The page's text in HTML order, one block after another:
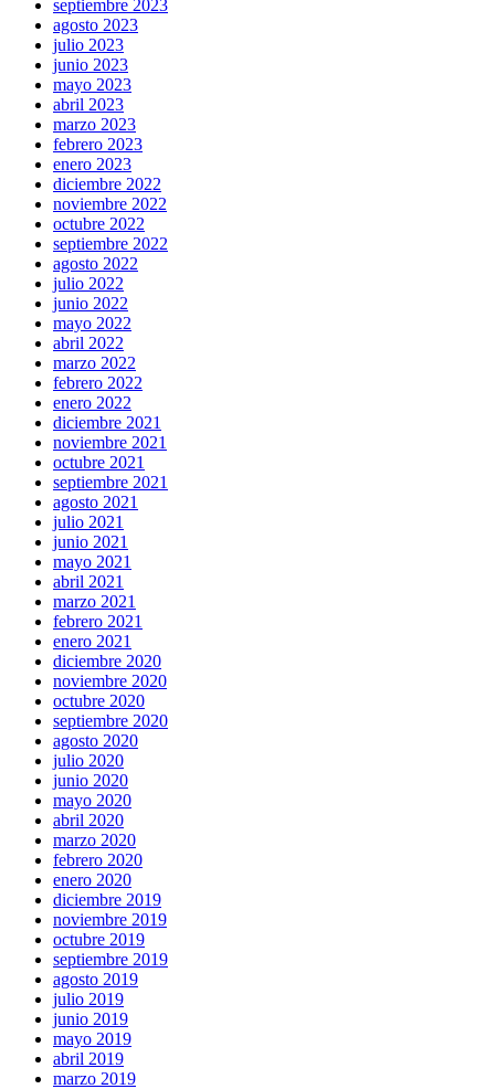
septiembre 2023
agosto 2023
julio 2023
junio 2023
mayo 2023
abril 2023
marzo 2023
febrero 2023
enero 2023
diciembre 2022
noviembre 2022
octubre 2022
septiembre 2022
agosto 2022
julio 2022
junio 2022
mayo 2022
abril 2022
marzo 2022
febrero 2022
enero 2022
diciembre 2021
noviembre 2021
octubre 2021
septiembre 2021
agosto 2021
julio 2021
junio 2021
mayo 2021
abril 2021
marzo 2021
febrero 2021
enero 2021
diciembre 2020
noviembre 2020
octubre 2020
septiembre 2020
agosto 2020
julio 2020
junio 2020
mayo 2020
abril 2020
marzo 2020
febrero 2020
enero 2020
diciembre 2019
noviembre 2019
octubre 2019
septiembre 2019
agosto 2019
julio 2019
junio 2019
mayo 2019
abril 2019
marzo 2019